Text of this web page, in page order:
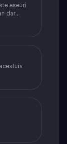
eseuri
dar